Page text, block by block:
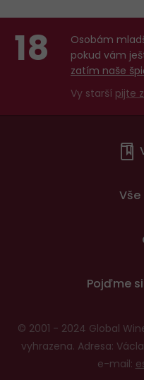
18
Osobám
pokud vám
zatím naše
Vy starší pijte
Pojďme
© 2001 - 2024 Global
vyhrazena. Adresa:
e-mail: